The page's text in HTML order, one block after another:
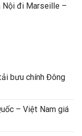
Nội đi Marseille –
bưu chính Đông
– Việt Nam giá